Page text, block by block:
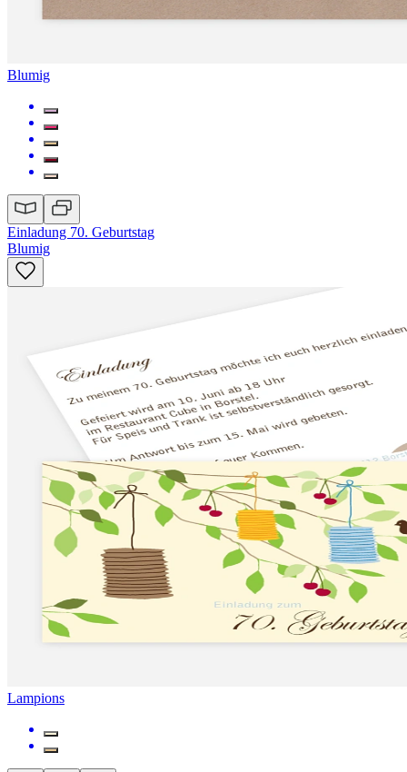
Blumig
Einladung 70. Geburtstag
Blumig
Lampions